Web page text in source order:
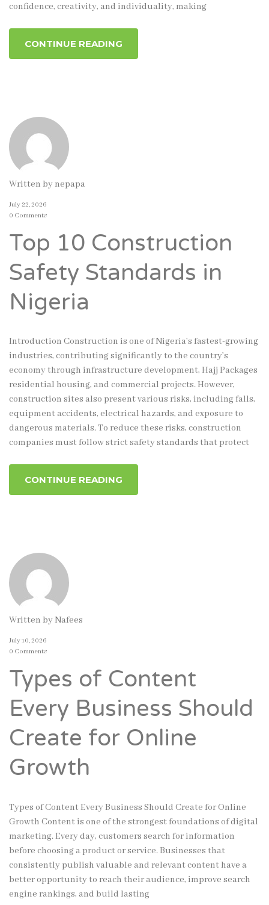
confidence, creativity, and individuality, making
CONTINUE READING
Written by nepapa
July 22, 2026
0 Comments
Top 10 Construction
Safety Standards in
Nigeria
Introduction Construction is one of Nigeria’s fastest-growing
industries, contributing significantly to the country’s
economy through infrastructure development, Hajj Packages
residential housing, and commercial projects. However,
construction sites also present various risks, including falls,
equipment accidents, electrical hazards, and exposure to
dangerous materials. To reduce these risks, construction
companies must follow strict safety standards that protect
CONTINUE READING
Written byNafees
July 10, 2026
0 Comments
Types of Content
Every Business Should
Create for Online
Growth
Types of Content Every Business Should Create for Online
Growth Content is one of the strongest foundations of digital
marketing. Every day, customers search for information
before choosing a product or service. Businesses that
consistently publish valuable and relevant content have a
better opportunity to reach their audience, improve search
engine rankings, and build lasting